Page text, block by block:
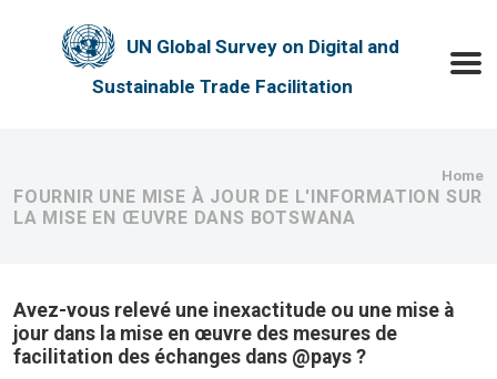
UN Global Survey on Digital and
Sustainable Trade Facilitation
Home
FOURNIR UNE MISE À JOUR DE L'INFORMATION SUR
LA MISE EN ŒUVRE DANS BOTSWANA
Avez-vous relevé une inexactitude ou une mise à
jour dans la mise en œuvre des mesures de
facilitation des échanges dans @pays ?